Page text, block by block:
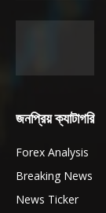
জনপ্রিয় ক্যাটাগরি
Forex Analysis
Breaking News
News Ticker